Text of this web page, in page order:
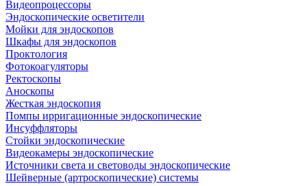
Видеопроцессоры
Эндоскопические осветители
Мойки для эндоскопов
Шкафы для эндоскопов
Проктология
Фотокоагуляторы
Ректоскопы
Аноскопы
Жесткая эндоскопия
Помпы ирригационные эндоскопические
Инсуффляторы
Стойки эндоскопические
Видеокамеры эндоскопические
Источники света и световоды эндоскопические
Шейверные (артроскопические) системы